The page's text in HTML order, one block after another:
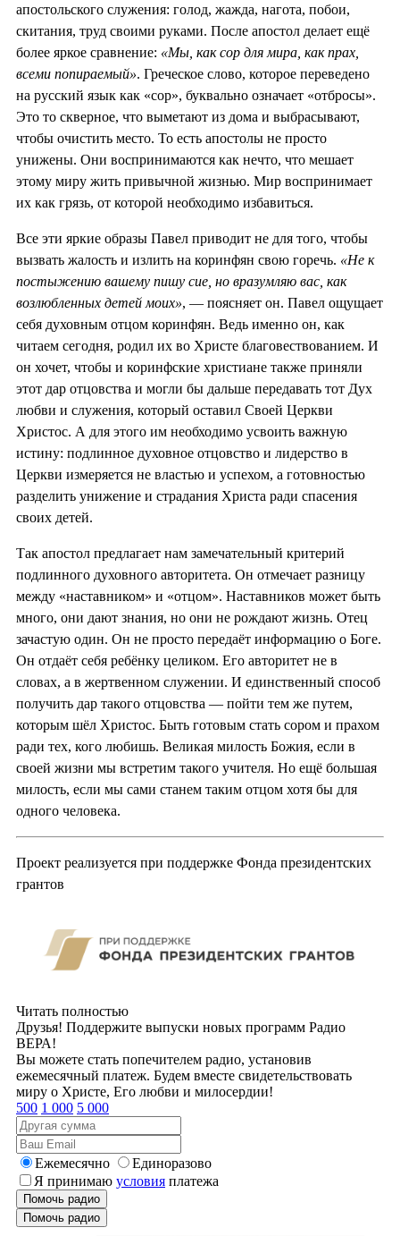
апостольского служения: голод, жажда, нагота, побои,
скитания, труд своими руками. После апостол делает ещё
более яркое сравнение: «Мы, как сор для мира, как прах,
всеми попираемый». Греческое слово, которое переведено
на русский язык как «сор», буквально означает «отбросы».
Это то скверное, что выметают из дома и выбрасывают,
чтобы очистить место. То есть апостолы не просто
унижены. Они воспринимаются как нечто, что мешает
этому миру жить привычной жизнью. Мир воспринимает
их как грязь, от которой необходимо избавиться.
Все эти яркие образы Павел приводит не для того, чтобы
вызвать жалость и излить на коринфян свою горечь. «Не к
постыжению вашему пишу сие, но вразумляю вас, как
возлюбленных детей моих», — поясняет он. Павел ощущает
себя духовным отцом коринфян. Ведь именно он, как
читаем сегодня, родил их во Христе благовествованием. И
он хочет, чтобы и коринфские христиане также приняли
этот дар отцовства и могли бы дальше передавать тот Дух
любви и служения, который оставил Своей Церкви
Христос. А для этого им необходимо усвоить важную
истину: подлинное духовное отцовство и лидерство в
Церкви измеряется не властью и успехом, а готовностью
разделить унижение и страдания Христа ради спасения
своих детей.
Так апостол предлагает нам замечательный критерий
подлинного духовного авторитета. Он отмечает разницу
между «наставником» и «отцом». Наставников может быть
много, они дают знания, но они не рождают жизнь. Отец
зачастую один. Он не просто передаёт информацию о Боге.
Он отдаёт себя ребёнку целиком. Его авторитет не в
словах, а в жертвенном служении. И единственный способ
получить дар такого отцовства — пойти тем же путем,
которым шёл Христос. Быть готовым стать сором и прахом
ради тех, кого любишь. Великая милость Божия, если в
своей жизни мы встретим такого учителя. Но ещё большая
милость, если мы сами станем таким отцом хотя бы для
одного человека.
Проект реализуется при поддержке Фонда президентских
грантов
Читать полностью
Друзья! Поддержите выпуски новых программ Радио
ВЕРА!
Вы можете стать попечителем радио, установив
ежемесячный платеж. Будем вместе свидетельствовать
миру о Христе, Его любви и милосердии!
500 1 000 5 000
Ежемесячно
Единоразово
Я принимаю условия платежа
Помочь радио
Помочь радио